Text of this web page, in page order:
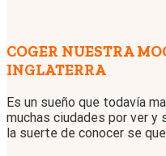
COGER NUESTRA
INGLATERRA
Es un sueño que todavía
muchas ciudades por ver y
la suerte de conocer se